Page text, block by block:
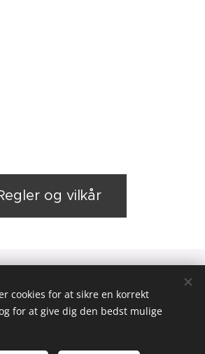
og vilkår
afWebnode Cookies
cookies for at sikre en korrekt
for at give dig den bedst mulige